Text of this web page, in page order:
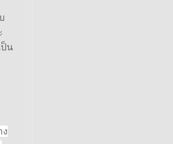
ป็น